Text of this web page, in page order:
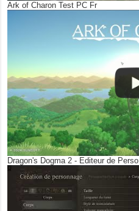
Ark of Charon Test PC Fr
Dragon's Dogma 2 - Editeur de